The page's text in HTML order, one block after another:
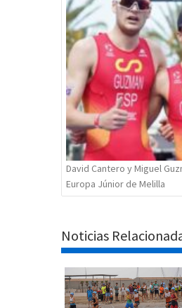
David Cantero y Miguel
Europa Júnior de Melilla
Noticias